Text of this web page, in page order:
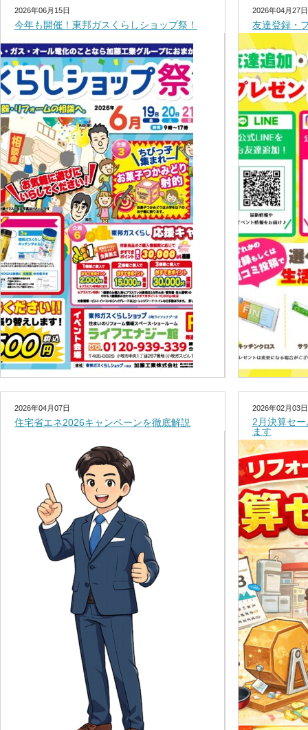
2026年06月15日
今年も開催！東邦ガスくらしショップ祭！
2026年04月27日
友達登録・
2026年04月07日
住宅省エネ2026キャンペーンを徹底解説
2026年02月03日
2月決算セ
ます